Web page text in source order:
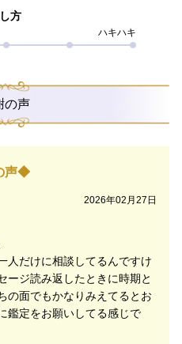
か》など、《関係性を発展
を得意としています。
るから、もう諦めたほうが
そうになってしまうこと
うな現状があっても、その
思いもよらない真意が見つ
れなくても、わたしとふた
なたのお役に立てること
続けられるあなただからこ
とも必要です。
方
ハキハキ
の声
声◆
2026年02月27日
人だけに相談してるんですけ
ージ読み返したときに時期と
の面でもかなりみえてるとお
鑑定をお願いしてる感じで